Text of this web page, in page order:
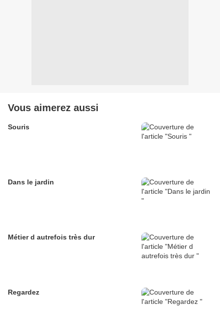
Vous aimerez aussi
Souris
Dans le jardin
Métier d autrefois très dur
Regardez